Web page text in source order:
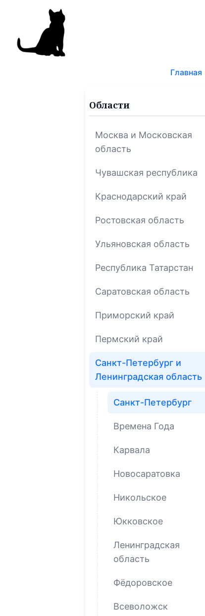
Главнаяпо
Области
Москва и Московская
область
Чувашская республика
Краснодарский край
Ростовская область
Ульяновская область
Республика Татарстан
Саратовская область
Приморский край
Пермский край
Санкт-Петербург и
Ленинградская область
Санкт-Петербург
Времена Года
Карвала
Новосаратовка
Никольское
Юкковское
Ленинградская
область
Фёдоровское
Всеволожск